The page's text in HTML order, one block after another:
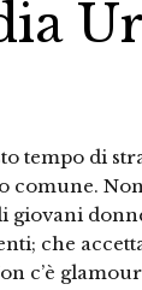
tempo di
comune.
giovani
che
c’è